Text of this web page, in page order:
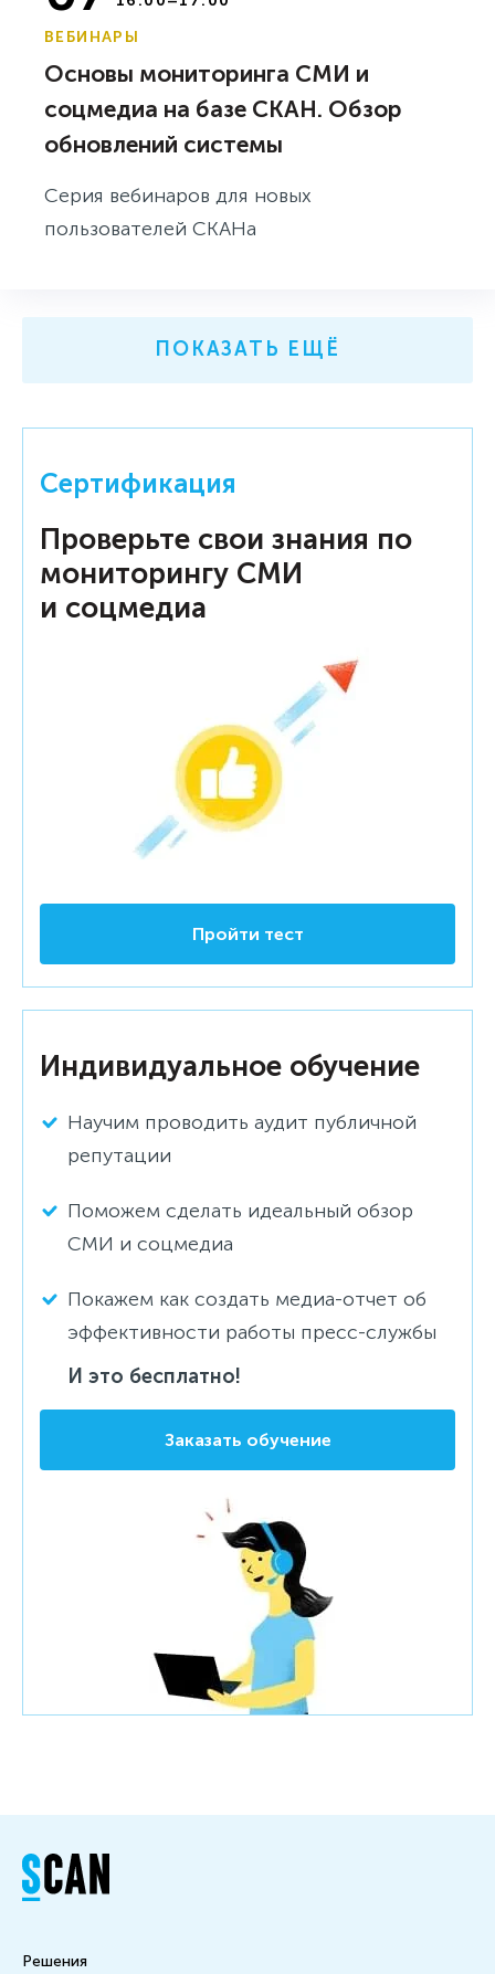
ВЕБИНАРЫ
Основы мониторинга СМИ и
соцмедиа на базе СКАН. Обзор
обновлений системы
Серия вебинаров для новых
пользователей СКАНа
ПОКАЗАТЬ ЕЩЁ
Сертификация
Проверьте свои знания по
мониторингу СМИ
и соцмедиа
Пройти тест
Индивидуальное обучение
Научим проводить аудит публичной
репутации
Поможем сделать идеальный обзор
СМИ и соцмедиа
Покажем как создать медиа-отчет об
эффективности работы пресс-службы
И это бесплатно!
Заказать обучение
Решения